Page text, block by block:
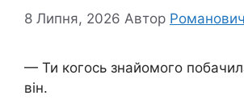
8 Липня, 2026 Автор Романович
— Ти когось знайомого
він.